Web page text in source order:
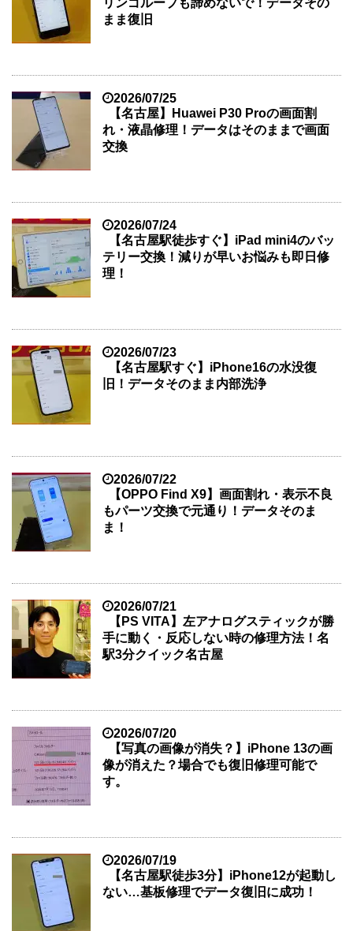
リンゴループも諦めないで！データその
まま復旧
2026/07/25
【名古屋】Huawei P30 Proの画面割
れ・液晶修理！データはそのままで画面
交換
2026/07/24
【名古屋駅徒歩すぐ】iPad mini4のバッ
テリー交換！減りが早いお悩みも即日修
理！
2026/07/23
【名古屋駅すぐ】iPhone16の水没復
旧！データそのまま内部洗浄
2026/07/22
【OPPO Find X9】画面割れ・表示不良
もパーツ交換で元通り！データそのま
ま！
2026/07/21
【PS VITA】左アナログスティックが勝
手に動く・反応しない時の修理方法！名
駅3分クイック名古屋
2026/07/20
【写真の画像が消失？】iPhone 13の画
像が消えた？場合でも復旧修理可能で
す。
2026/07/19
【名古屋駅徒歩3分】iPhone12が起動し
ない…基板修理でデータ復旧に成功！